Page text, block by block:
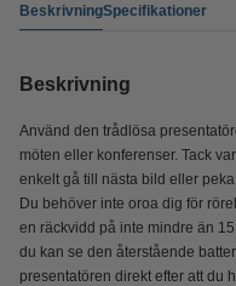
BeskrivningSpecifikationer
Beskrivning
Använd den trådlösa
möten eller konferenser. Tack
enkelt gå till nästa bild eller
Du behöver inte oroa dig för
en räckvidd på inte mindre än
du kan se den återstående
presentatören direkt efter att du